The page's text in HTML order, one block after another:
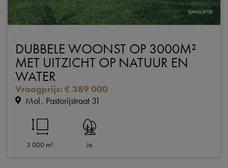
DUBBELE WOONST OP 3000M²
MET UITZICHT OP NATUUR EN
WATER
Vraagprijs: € 389 000
Mol Pastorijstraat 31
3 000 m² Ja